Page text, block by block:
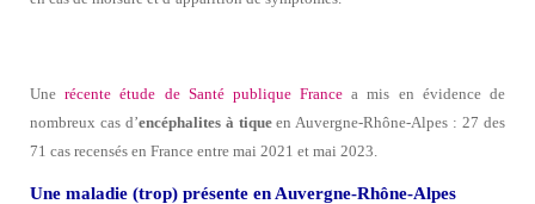
Unerécente étude de Santé publique France a mis en évidence de
nombreux cas d’encéphalites à tiqueen Auvergne-Rhône-Alpes : 27 des
71 cas recensés en France entre mai 2021 et mai 2023.
Une maladie (trop) présente en Auvergne-Rhône-Alpes